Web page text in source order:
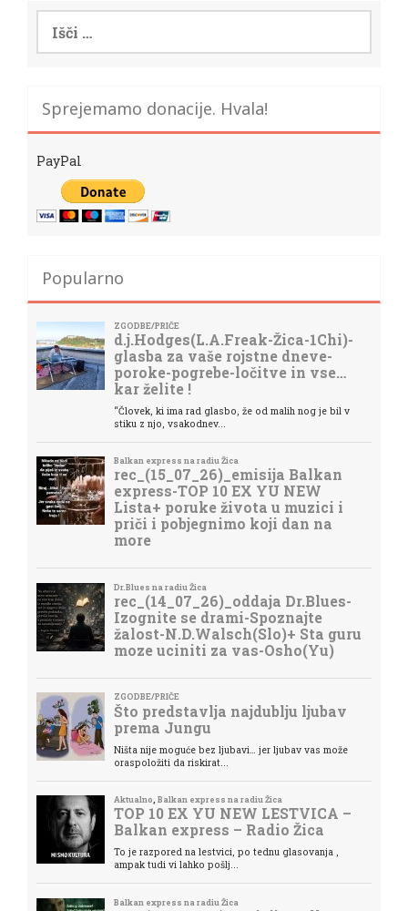
Išči:
Sprejemamo donacije. Hvala!
PayPal
Popularno